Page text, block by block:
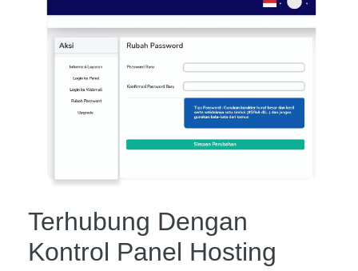
Terhubung Dengan
Kontrol Panel Hosting